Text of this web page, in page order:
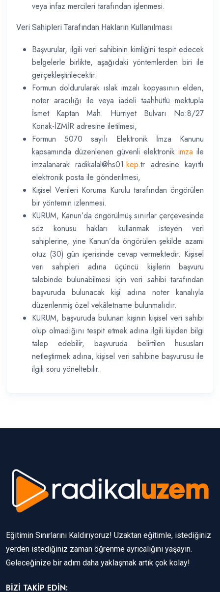
veya infaz mercileri tarafından işlenmesi.
Veri Sahipleri Tarafından Hakların Kullanılması
Başvurular, ilgili veri sahibinin kimliğini tespit edecek
belgelerle birlikte, aşağıdaki yöntemlerden biri ile
gerçekleştirilecektir:
Formun doldurularak ıslak imzalı kopyasının elden,
noter aracılığı ile veya iadeli taahhütlü mektupla
İsmet Kaptan Mah. Hürriyet Bulvarı No:8/27
Konak-İZMİR adresine iletilmesi,
Formun 5070 sayılı Elektronik İmza Kanunu
kapsamında düzenlenen güvenli elektronik imza ile
imzalanarak radikalal@hs01.kep.tr adresine kayıtlı
elektronik posta ile gönderilmesi,
Kişisel Verileri Koruma Kurulu tarafından öngörülen
bir yöntemin izlenmesi.
KURUM, Kanun’da öngörülmüş sınırlar çerçevesinde
söz konusu hakları kullanmak isteyen veri
sahiplerine, yine Kanun’da öngörülen şekilde azami
otuz (30) gün içerisinde cevap vermektedir. Kişisel
veri sahipleri adına üçüncü kişilerin başvuru
talebinde bulunabilmesi için veri sahibi tarafından
başvuruda bulunacak kişi adına noter kanalıyla
düzenlenmiş özel vekâletname bulunmalıdır.
KURUM, başvuruda bulunan kişinin kişisel veri sahibi
olup olmadığını tespit etmek adına ilgili kişiden bilgi
talep edebilir, başvuruda belirtilen hususları
netleştirmek adına, kişisel veri sahibine başvurusu ile
ilgili soru yöneltebilir.
Eğitimin Sınırlarını Kaldırıyoruz! Uzaktan eğitimle, istediğiniz
yerden istediğiniz zaman öğrenme ayrıcalığını yaşayın.
Geleceğinize bir adım daha yaklaşmak artık çok kolay!
BİZİ TAKİP EDİN: